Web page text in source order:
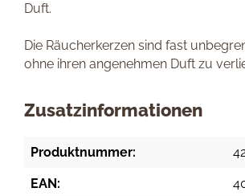
Duft.
Die Räucherkerzen sind fast
ohne ihren angenehmen Duft zu
Zusatzinformationen
Produktnummer:
EAN: